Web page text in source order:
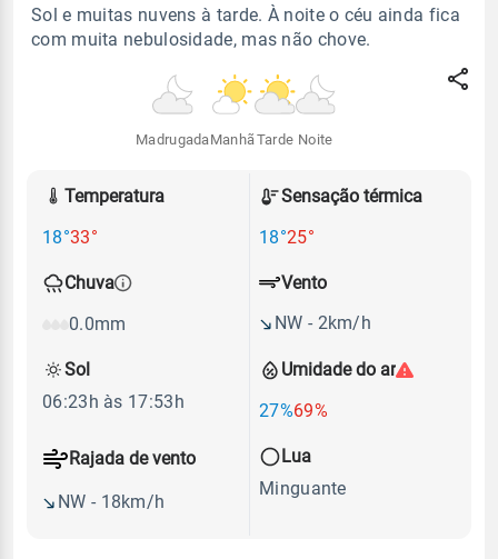
Sol e muitas nuvens à tarde. À noite o céu ainda fica
com muita nebulosidade, mas não chove.
Madrugada Manhã Tarde Noite
Temperatura
18°33°
Sensação térmica
18°25°
Chuva
0.0mm
Umidade do ar
27%69%
Vento
NW - 2km/h
Rajada de vento
NW - 18km/h
Sol
06:23h às 17:53h
Lua
Minguante